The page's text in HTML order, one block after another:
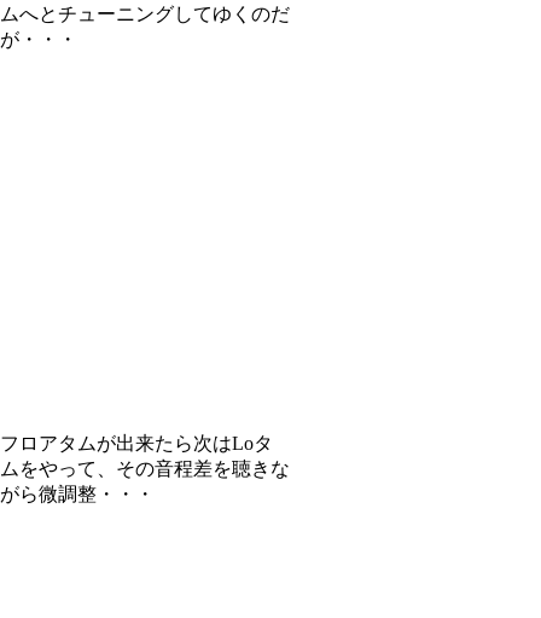
ムへとチューニングしてゆくのだ
が・・・
フロアタムが出来たら次はLoタ
ムをやって、その音程差を聴きな
がら微調整・・・